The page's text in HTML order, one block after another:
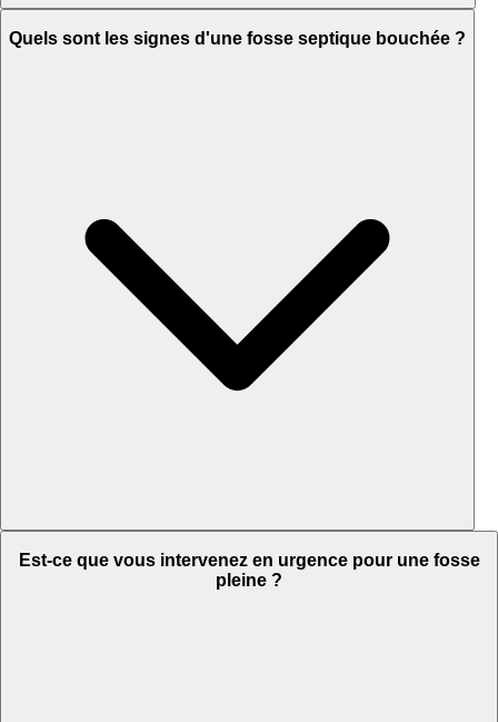
Quels sont les signes d'une fosse septique bouchée ?
Est-ce que vous intervenez en urgence pour une fosse
pleine ?